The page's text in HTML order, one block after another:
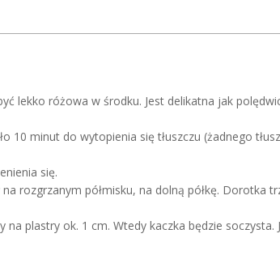
lekko różowa w środku. Jest delikatna jak
10 minut do wytopienia się tłuszczu (żadnego
się.
rozgrzanym półmisku, na dolną półkę. Dorotka
plastry ok. 1 cm. Wtedy kaczka będzie soczysta.